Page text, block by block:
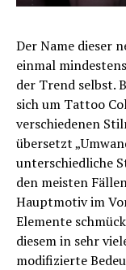
Der Name dieser
einmal
der Trend selbst.
sich um Tattoo
verschiedenen
übersetzt
unterschiedliche
den meisten
Hauptmotiv im
Elemente
diesem in sehr
modifizierte